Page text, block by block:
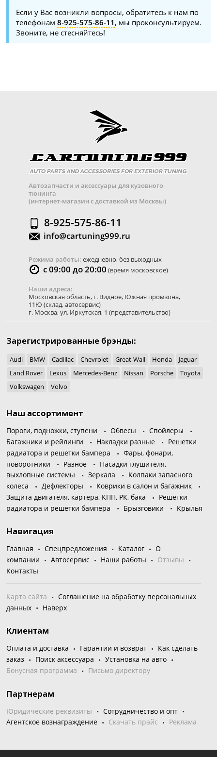
Если у Вас возникли вопросы, обратитесь к нам по
телефонам8-925-575-86-11 , мы проконсультируем.
Звоните, не стесняйтесь!
Автозапчасти и аксессуары для кузовного
тюнинга
(интернет-магазин с доставкой из Москвы)
8-925-575-86-11
info@cartuning999.ru
Режима работы: ежедневно, без выходных
с 09:00 до 20:00 (время московское)
Наши адреса:
Московская область, г. Видное, Южная промзона,
11Ю (склад, автосервис)
г. Москва,ул. Иркутская, 1 (представительство)
Зарегистрированные брэнды:
Audi BMW Cadillac Chevrolet Great-Wall Honda
Jaguar
Land Rover
Lexus Mercedes-Benz Nissan Porsche
Toyota
Volkswagen
Volvo
Наш ассортимент
Пороги, подножки, ступени Обвесы
Спойлеры
Багажники и рейлинги
Накладки разные
Решетки
радиатора и решетки бампера
Фары, фонари,
поворотники
Разное
Насадки глушителя,
выхлопные системы
Зеркала
Колпаки запасного
колеса
Дефлекторы
Коврики в салон и багажник
Защита двигателя, картера, КПП, РК, бака
Решетки
радиатора и решетки бампера
Брызговики Крылья
Навигация
Главная Спецпредложения Каталог
О
компании
Автосервис Наши работы
Отзывы
Контакты
Карта сайта
Соглашение на обработку персональных
данных
Наверх
Клиентам
Оплата и доставка Гарантии и возврат
Как сделать
заказ
Поиск аксессуара
Установка на авто
Бонусная программа
Письмо директору
Партнерам
Юридические реквизиты
Сотрудничество и опт
Агентское вознаграждение
Скачать прайс Реклама